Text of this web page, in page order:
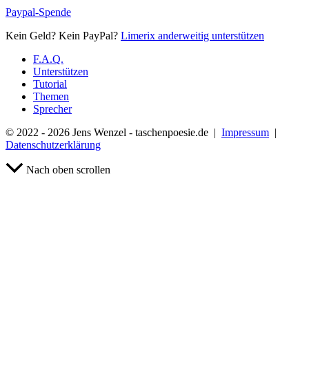
Paypal-Spende
Kein Geld? Kein PayPal? Limerix anderweitig unterstützen
F.A.Q.
Unterstützen
Tutorial
Themen
Sprecher
© 2022 - 2026 Jens Wenzel - taschenpoesie.de | Impressum |
Datenschutzerklärung
Nach oben scrollen